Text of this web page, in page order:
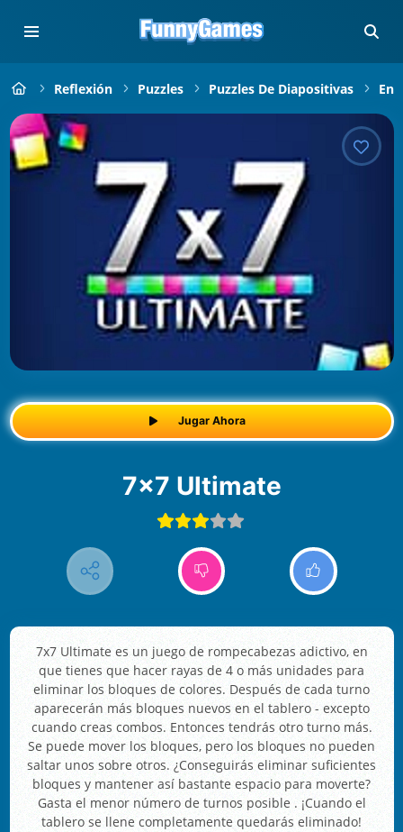
Reflexión Puzzles Puzzles De Diapositivas
Jugar Ahora
7x7 Ultimate
7x7 Ultimate es un juego de rompecabezas adictivo, en
que tienes que hacer rayas de 4 o más unidades para
eliminar los bloques de colores. Después de cada turno
aparecerán más bloques nuevos en el tablero - excepto
cuando creas combos. Entonces tendrás otro turno más.
Se puede mover los bloques, pero los bloques no pueden
saltar unos sobre otros. ¿Conseguirás eliminar suficientes
bloques y mantener así bastante espacio para moverte?
Gasta el menor número de turnos posible . ¡Cuando el
tablero se llene completamente quedarás eliminado!